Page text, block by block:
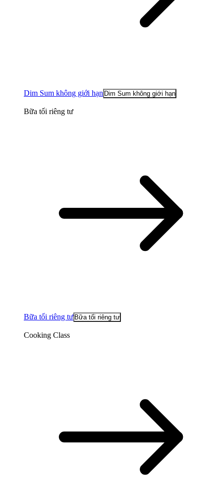
Dim Sum không giới hạn Dim Sum không giới hạn
Bữa tối riêng tư
Bữa tối riêng tư Bữa tối riêng tư
Cooking Class